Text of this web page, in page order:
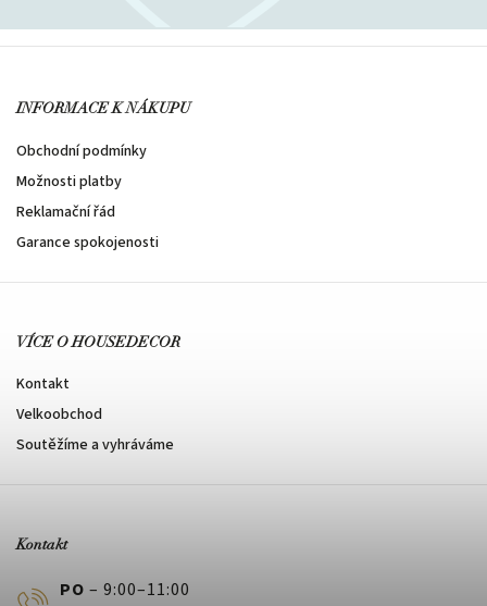
INFORMACE K NÁKUPU
Obchodní podmínky
Možnosti platby
Reklamační řád
Garance spokojenosti
VÍCE O HOUSEDECOR
Kontakt
Velkoobchod
Soutěžíme a vyhráváme
Kontakt
PO – 9:00–11:00